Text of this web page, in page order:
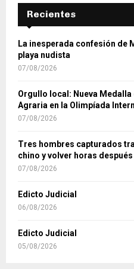
Recientes
La inesperada confesión de
playa nudista
07/08/2026
Orgullo local: Nueva Medalla
Agraria en la Olimpíada
07/08/2026
Tres hombres capturados
chino y volver horas
07/08/2026
Edicto Judicial
06/08/2026
Edicto Judicial
05/08/2026